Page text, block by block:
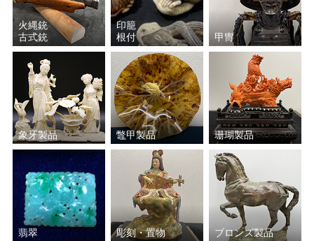
鹿島 一谷 箕浦 竹甫
永楽 善五郎 加守田 章二
黒田 正玄 北大路 魯山人
黒木 国昭 鈴木 藏
川瀬 表完
谷本 光生 若尾 利貞
清瀬 一光 川喜田 半泥子
火縄銃
古式銃
印籠
根付
甲冑
象牙製品 鼈甲製品 珊瑚製品
翡翠 彫刻・置物 ブロンズ製品